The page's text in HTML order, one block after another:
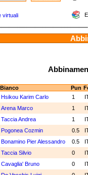
virtuali
Bianco Pun
Hsikou Karim Carlo 1
Arena Marco 1
Taccia Andrea 1
Pogonea Cozmin 0.5
Bonamino Pier Alessandro 0.5
Taccia Silvio 0
Cavaglia' Bruno 0